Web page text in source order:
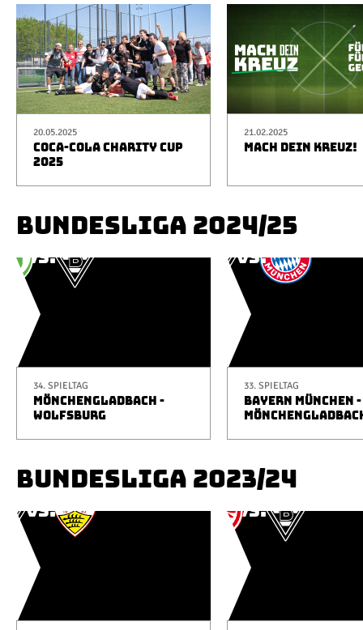
20.05.2025
COCA-COLA CHARITY CUP
2025
21.02.2025
MACH DEIN KREUZ!
BUNDESLIGA 2024/25
34. SPIELTAG
MÖNCHENGLADBACH -
WOLFSBURG
33. SPIELTAG
BAYERN MÜNCHEN -
BUNDESLIGA 2023/24